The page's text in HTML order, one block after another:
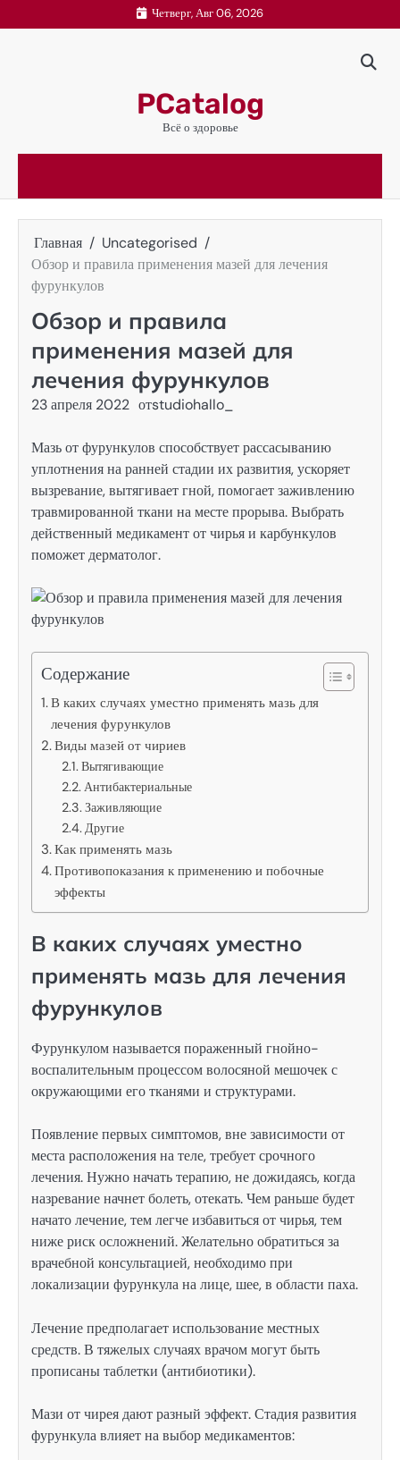
к
Четверг, Авг 06, 2026
PCatalog
Всё о здоровье
Главная
Uncategorised
Обзор и правила применения мазей для лечения
фурункулов
Обзор и правила
применения мазей для
лечения фурункулов
23 апреля 2022 отstudiohallo_
Мазь от фурункулов способствует рассасыванию
уплотнения на ранней стадии их развития, ускоряет
вызревание, вытягивает гной, помогает заживлению
травмированной ткани на месте прорыва. Выбрать
действенный медикамент от чирья и карбункулов
поможет дерматолог.
Содержание
В каких случаях уместно применять мазь для
лечения фурункулов
Виды мазей от чириев
Вытягивающие
Антибактериальные
Заживляющие
Другие
Как применять мазь
Противопоказания к применению и побочные
эффекты
В каких случаях уместно
применять мазь для лечения
фурункулов
Фурункулом называется пораженный гнойно-
воспалительным процессом волосяной мешочек с
окружающими его тканями и структурами.
Появление первых симптомов, вне зависимости от
места расположения на теле, требует срочного
лечения. Нужно начать терапию, не дожидаясь, когда
назревание начнет болеть, отекать. Чем раньше будет
начато лечение, тем легче избавиться от чирья, тем
ниже риск осложнений. Желательно обратиться за
врачебной консультацией, необходимо при
локализации фурункула на лице, шее, в области паха.
Лечение предполагает использование местных
средств. В тяжелых случаях врачом могут быть
прописаны таблетки (антибиотики).
Мази от чирея дают разный эффект. Стадия развития
фурункула влияет на выбор медикаментов: